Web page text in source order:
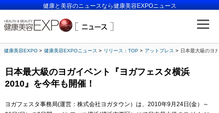
健康と美容のニュースなら健康美容EXPOニュース
健康美容EXPO 健康美容EXPOニュース リリース：TOP アットプレス 日本最大級のヨ
日本最大級のヨガイベント『ヨガフェスタ横浜
2010』を今年も開催！
ヨガフェスタ事務局(運営：株式会社ヨガタウン）は、2010年9月24日(金）～